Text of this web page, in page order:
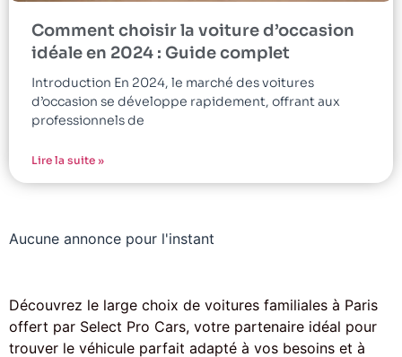
Comment choisir la voiture d’occasion
idéale en 2024 : Guide complet
Introduction En 2024, le marché des voitures
d’occasion se développe rapidement, offrant aux
professionnels de
Lire la suite »
Aucune annonce pour l'instant
Découvrez le large choix de voitures familiales à Paris
offert par Select Pro Cars, votre partenaire idéal pour
trouver le véhicule parfait adapté à vos besoins et à